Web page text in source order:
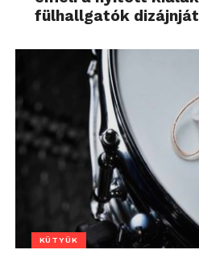
fülhallgatók dizájnját
KÜTYÜK